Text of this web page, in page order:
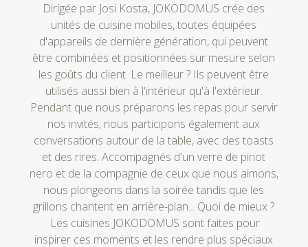
Dirigée par Josi Kosta, JOKODOMUS crée des
unités de cuisine mobiles, toutes équipées
d'appareils de dernière génération, qui peuvent
être combinées et positionnées sur mesure selon
les goûts du client. Le meilleur ? Ils peuvent être
utilisés aussi bien à l'intérieur qu'à l'extérieur.
Pendant que nous préparons les repas pour servir
nos invités, nous participons également aux
conversations autour de la table, avec des toasts
et des rires. Accompagnés d'un verre de pinot
nero et de la compagnie de ceux que nous aimons,
nous plongeons dans la soirée tandis que les
grillons chantent en arrière-plan... Quoi de mieux ?
Les cuisines JOKODOMUS sont faites pour
inspirer ces moments et les rendre plus spéciaux